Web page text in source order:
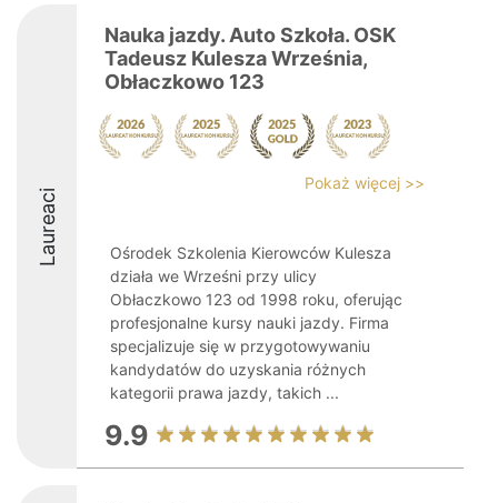
Laureaci
Nauka jazdy. Auto Szkoła. OSK
Tadeusz Kulesza Września,
Obłaczkowo 123
Pokaż więcej >>
Ośrodek Szkolenia Kierowców Kulesza
działa we Wrześni przy ulicy
Obłaczkowo 123 od 1998 roku, oferując
profesjonalne kursy nauki jazdy. Firma
specjalizuje się w przygotowywaniu
kandydatów do uzyskania różnych
kategorii prawa jazdy, takich ...
9.9